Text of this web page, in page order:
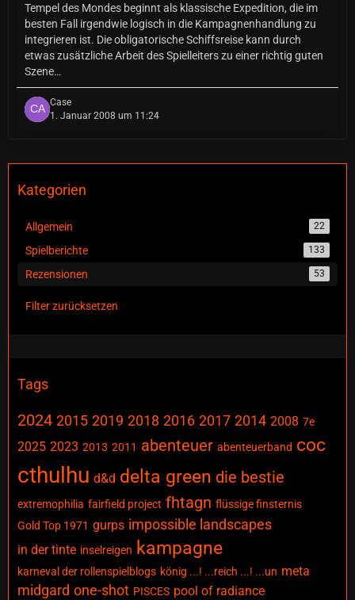
Tempel des Mondes beginnt als klassische Expedition, die im
besten Fall irgendwie logisch in die Kampagnenhandlung zu
integrieren ist. Die obligatorische Schiffsreise kann durch
etwas zusätzliche Arbeit des Spielleiters zu einer richtig guten
Szene…
Case
1. Januar 2008 um 11:24
Kategorien
Allgemein 22
Spielberichte 133
Rezensionen 53
Filter zurücksetzen
Tags
2024 2015 2019 2018 2016 2017 2014 2008 7e
2025 2023 2013 2011 abenteuer abenteuerband coc
cthulhu d&d delta green die bestie
extremophilia fairfield project fhtagn flüssige finsternis
Gold Top 1971 gurps impossible landscapes
in der tinte inselreigen kampagne
karneval der rollenspielblogs könig ...! ...reich ...! ...un meta
midgard one-shot PISCES pool of radiance